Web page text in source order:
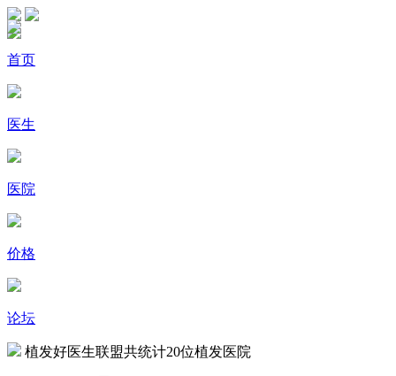
首页
医生
医院
价格
论坛
植发好医生联盟共统计20位植发医院